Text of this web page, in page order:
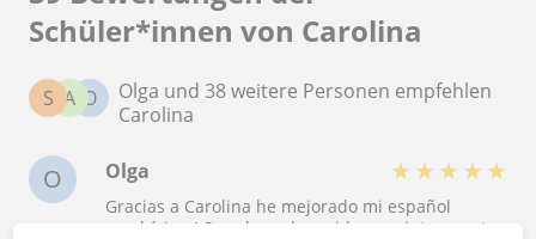
Schüler*innen von Carolina
O
A
S
Olga und 38 weitere Personen empfehlen
Carolina
O Olga ★ ★ ★ ★ ★
Gracias a Carolina he mejorado mi español
muchísimo! Sus clases han sido muy interesantes